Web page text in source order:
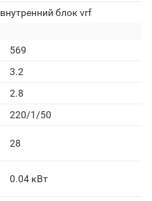
внутренний блок vrf
569
3.2
2.8
220/1/50
28
0.04 кВт